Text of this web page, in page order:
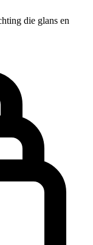
die glans en